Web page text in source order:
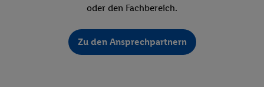
oder den Fachbereich.
Zu den Ansprechpartnern